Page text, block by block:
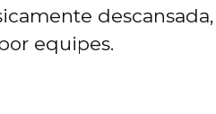
equipes.